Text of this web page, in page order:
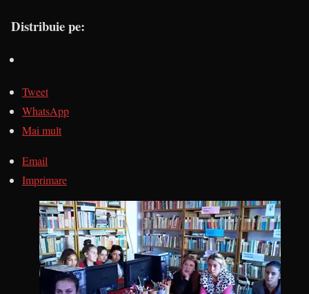
Distribuie pe:
Tweet
WhatsApp
Mai mult
Email
Imprimare